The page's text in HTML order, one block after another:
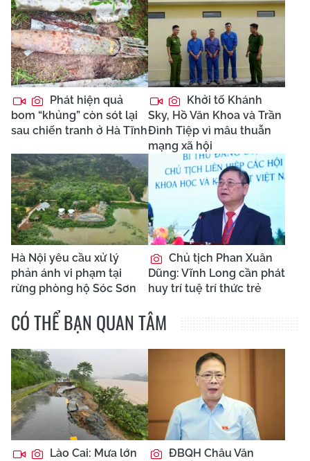
Phát hiện quả
bom “khủng” còn sót lại
sau chiến tranh ở Hà Tĩnh
Khởi tố Khánh
Sky, Hồ Văn Khoa và Trần
Đình Tiệp vì mâu thuẫn
mạng xã hội
Hà Nội yêu cầu xử lý
phản ánh vi phạm tại
rừng phòng hộ Sóc Sơn
Chủ tịch Phan Xuân
Dũng: Vĩnh Long cần phát
huy trí tuệ trí thức trẻ
CÓ THỂ BẠN QUAN TÂM
Lào Cai: Mưa lớn
ĐBQH Châu Văn